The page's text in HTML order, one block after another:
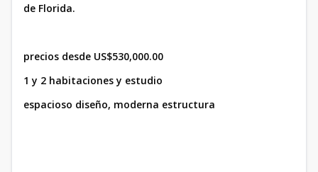
de Florida.
precios desde US$530,000.00
1 y 2 habitaciones y estudio
espacioso diseño, moderna estructura